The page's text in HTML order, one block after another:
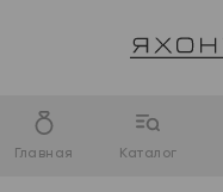
Главная Каталог